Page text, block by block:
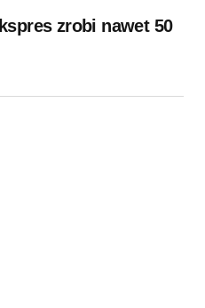
zrobi nawet 50